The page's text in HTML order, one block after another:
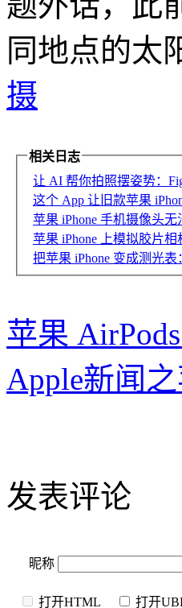
同地点的太
摄
相关日志
让 AI 帮你拍照摆姿势：
这个 App 让旧款苹果
苹果 iPhone 手机摄像头
苹果 iPhone 上模拟胶片
把苹果 iPhone 变成测光
苹果
Apple新闻
发表评论
昵称
打开HTML 打开